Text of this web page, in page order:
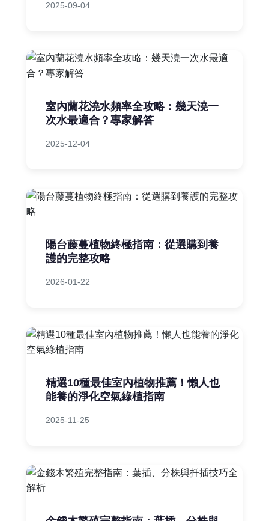
2025-09-04
室內蘭花澆水頻率全攻略：幾天澆一
次水最適合？專家解答
2025-12-04
陽台藤蔓植物終極指南：從選購到養
護的完整攻略
2026-01-22
精選10種最佳室內植物推薦！懶人也
能養的淨化空氣綠植指南
2025-11-25